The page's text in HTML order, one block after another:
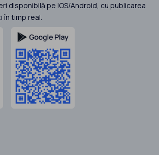
disponibilă pe IOS/Android, cu publicarea
în timp real.